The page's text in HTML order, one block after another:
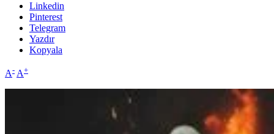
Linkedin
Pinterest
Telegram
Yazdır
Kopyala
A- A+